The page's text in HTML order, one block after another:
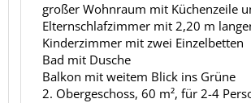
großer Wohnraum mit Küchenzeile
Elternschlafzimmer mit 2,20 m
Kinderzimmer mit zwei Einzelbetten
Bad mit Dusche
Balkon mit weitem Blick ins Grüne
2. Obergeschoss, 60 m², für 2-4